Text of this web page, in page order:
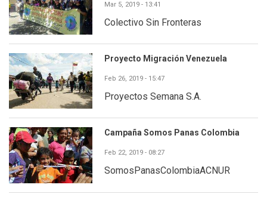
Mar 5, 2019 - 13:41
Colectivo Sin Fronteras
Proyecto Migración Venezuela
Feb 26, 2019 - 15:47
Proyectos Semana S.A.
Campaña Somos Panas Colombia
Feb 22, 2019 - 08:27
SomosPanasColombiaACNUR